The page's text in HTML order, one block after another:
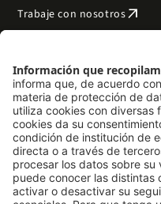
Trabaje con nosotrosarrow_outward
Preguntas frecuentes
Filantropía y donacionesarrow_outward
Mapa del sitio arrow_outward
Síguenos
LinkedIn